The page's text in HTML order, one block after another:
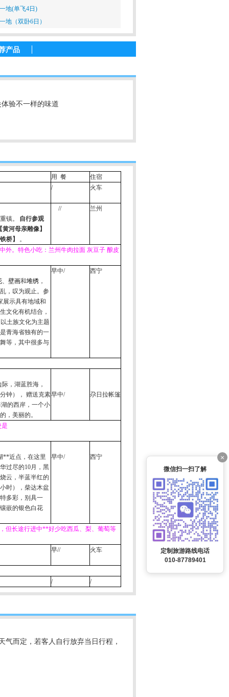
地(单飞4日)
地（双卧6日）
产品
验不一样的味道
用 餐
住宿
/
火车
镇。
自行参观
黄河母亲雕像】
桥】
。
// 兰州
外。特色小吃：兰州牛肉拉面 灰豆子 酿皮
、 壁画和堆绣 ，
，叹为观止。参
展示具有地域和
文化有机结合，
土族文化为主题
青海省独有的一
等，其中很多与
早中/ 西宁
，湖蓝胜海，
分钟）， 赠送克素
的西岸，一个小
，美丽的。
早中/ 尕日拉帐篷
**近点，在这里
过尽的10月，黑
云，半蓝半红的
小时），柴达木盆
多彩，别具一
嵌的银色白花
早中/ 西宁
但长途行进中**好少吃西瓜、梨、葡萄等
早// 火车
/ /
而定，若客人自行放弃当日行程，
×
微信扫一扫了解
定制旅游路线电话
010-87789401